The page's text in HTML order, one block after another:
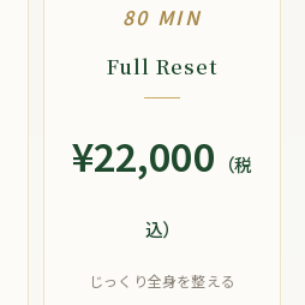
80 MIN
Full Reset
¥22,000 （税
込）
じっくり全身を整える